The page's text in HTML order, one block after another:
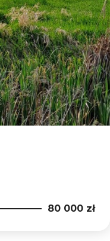
80 000 zł